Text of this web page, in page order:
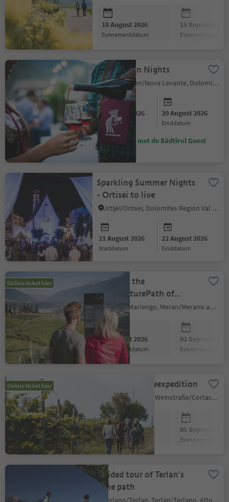
18 August 2026
evenementdatum
15 September
evenementdatum
King Laurin Nights
Welschnofen/Nova Levante, Dolomites Region Eggental
19 August 2026
startdatum
20 August 2026
einddatum
Bespaar met de Südtirol Guest
Sparkling Summer Nights
- Ortisei to live
Urtijëi/Ortisei, Dolomites Region Val Gardena
21 August 2026
startdatum
22 August 2026
einddatum
Online ticket hier
Discover the
WineCulturePath of
Marling
Marling/Marlengo, Meran/Merano and environs
26 August 2026
evenementdatum
02 September
evenementdatum
Online ticket hier Kurtatsch Wineexpedition
Kurtatsch an der Weinstraße/Cortaccia sulla Strada del Vino, Alto Adige Wine Road
29 August 2026
evenementdatum
05 September
evenementdatum
Guided tour of Terlan's
wine path
Terlano/Terlan, Terlan/Terlano, Alto Adige Wine Road